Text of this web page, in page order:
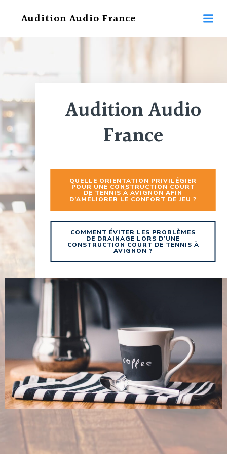
au
Audition Audio France
Audition Audio
France
QUELLE ORIENTATION PRIVILÉGIER
POUR UNE CONSTRUCTION COURT
DE TENNIS À AVIGNON AFIN
D’AMÉLIORER LE CONFORT DE JEU ?
COMMENT ÉVITER LES PROBLÈMES
DE DRAINAGE LORS D’UNE
CONSTRUCTION COURT DE TENNIS À
AVIGNON ?